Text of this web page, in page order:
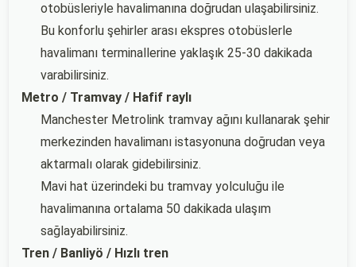
otobüsleriyle havalimanına doğrudan ulaşabilirsiniz.
Bu konforlu şehirler arası ekspres otobüslerle
havalimanı terminallerine yaklaşık 25-30 dakikada
varabilirsiniz.
Metro / Tramvay / Hafif raylı
Manchester Metrolink tramvay ağını kullanarak şehir
merkezinden havalimanı istasyonuna doğrudan veya
aktarmalı olarak gidebilirsiniz.
Mavi hat üzerindeki bu tramvay yolculuğu ile
havalimanına ortalama 50 dakikada ulaşım
sağlayabilirsiniz.
Tren / Banliyö / Hızlı tren